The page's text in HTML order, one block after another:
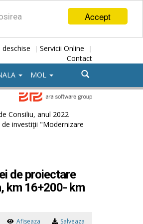
Accept
deschise | Servicii Online |
Contact
MOL
Consiliu, anul 2022
investiţii "Modernizare
de proiectare
km 16+200- km
Afiseaza Salveaza